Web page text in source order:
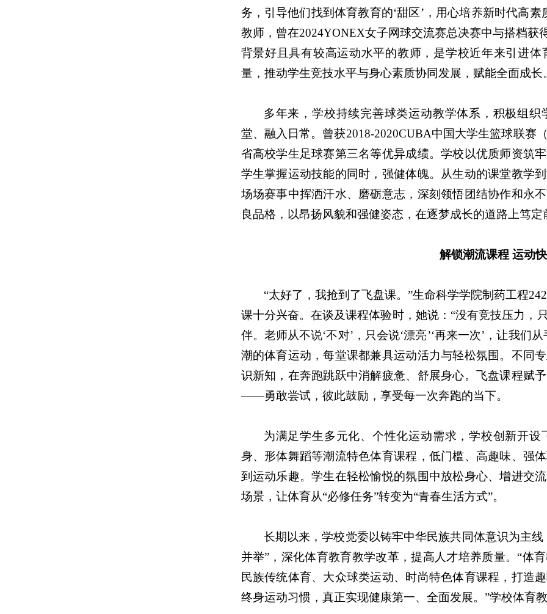
务，引导他们找到体育教育的‘甜区’，用心培养新时代高
教师，曾在2024YONEX女子网球交流赛总决赛中与搭档获
背景好且具有较高运动水平的教师，是学校近年来引进
量，推动学生竞技水平与身心素质协同发展，赋能全面成长
多年来，学校持续完善球类运动教学体系，积极组
堂、融入日常。曾获2018-2020CUBA中国大学生篮球联赛
省高校学生足球赛第三名等优异成绩。学校以优质师资筑
学生掌握运动技能的同时，强健体魄。从生动的课堂教学
场场赛事中挥洒汗水、磨砺意志，深刻领悟团结协作和永
良品格，以昂扬风貌和强健姿态，在逐梦成长的道路上笃定
解锁潮流课程 运动
“太好了，我抢到了飞盘课。”生命科学学院制药工程
课十分兴奋。在谈及课程体验时，她说：“没有竞技压力，
伴。老师从不说‘不对’，只会说‘漂亮’‘再来一次’，让我们
潮的体育运动，每堂课都兼具运动活力与轻松氛围。不同
识新知，在奔跑跳跃中消解疲惫、舒展身心。飞盘课程赋
——勇敢尝试，彼此鼓励，享受每一次奔跑的当下。
为满足学生多元化、个性化运动需求，学校创新开
身、形体舞蹈等潮流特色体育课程，低门槛、高趣味、强
到运动乐趣。学生在轻松愉悦的氛围中放松身心、增进交
场景，让体育从“必修任务”转变为“青春生活方式”。
长期以来，学校党委以铸牢中华民族共同体意识为主
并举”，深化体育教育教学改革，提高人才培养质量。 “体
民族传统体育、大众球类运动、时尚特色体育课程，打造
终身运动习惯，真正实现健康第一、全面发展。”学校体育